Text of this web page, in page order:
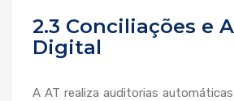
2.3 Conciliações e
Digital
A AT realiza auditorias